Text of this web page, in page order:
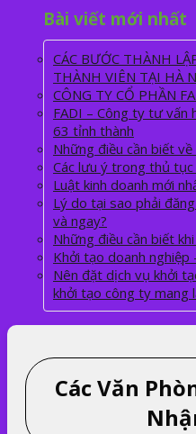
Bài viết mới nhất
CÁC BƯỚC THÀNH
THÀNH VIÊN TẠI HÀ
CÔNG TY CỔ PHẦN
FADI – Công ty tư vấn
63 tỉnh thành
Những điều cần biết
Các lưu ý trong thủ
Luật kinh doanh mới
Lý do tại sao phải
và ngay?
Những điều cần biết
Khởi tạo doanh nghiệp
Nên đặt dịch vụ khởi
khởi tạo công ty mang
Các Văn